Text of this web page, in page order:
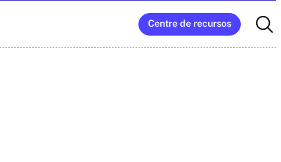
Centre de recursos
for: